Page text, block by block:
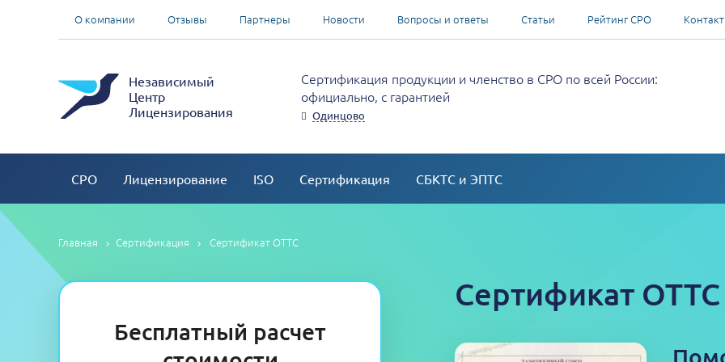
О компании Отзывы Партнеры Новости Вопросы и ответы Статьи Рейтинг СРО
Независимый
Центр
Лицензирования
Сертификация продукции и членство в СРО по всей России:
официально, с гарантией
Одинцово
СРО Лицензирование ISO Сертификация СБКТС и ЭПТС
Главная Сертификация Сертификат ОТТС
Бесплатный расчет
Сертификат